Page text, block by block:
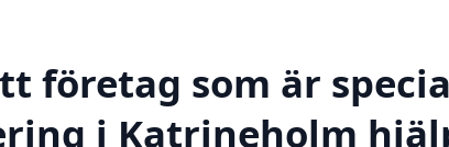
företag som är
i Katrineholm